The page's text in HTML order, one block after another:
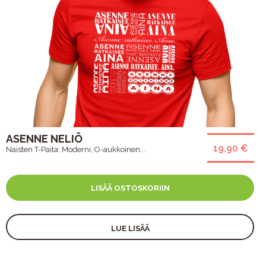
19,90 €
ASENNE NELIÖ
Naisten T-Paita: Moderni, O-aukkoinen...
LISÄÄ OSTOSKORIIN
LUE LISÄÄ